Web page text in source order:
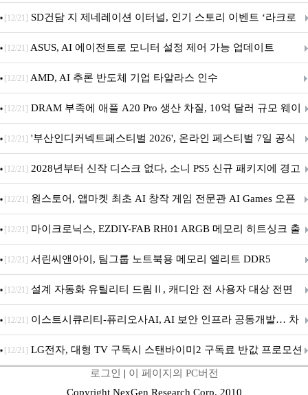
던전 13’ 참가!
[12/21] SD건담 지 제네레이션 이터널, 인기 스토리 이벤트 ‘라크로
아의 용사’ 재개최 및 풍성한 기념 이벤트 실시!
[12/21] ASUS, AI 에이전트로 모니터 설정 제어 가능 업데이트
[12/21] AMD, AI 추론 반도체 기업 타알라스 인수
[12/21] DRAM 부족에 애플 A20 Pro 생산 차질, 10억 달러 규모 웨이
퍼 대기
[12/21] '부산인디커넥트페스티벌 2026', 온라인 페스티벌 7일 공식
개막... 22일간 진행
[12/21] 2028년부터 신작 디스크 없다, 소니 PS5 신규 패키지에 경고
문 추가
[12/21] 원스토어, 앱마켓 최초 AI 창작 게임 전문관 AI Games 오픈
[12/21] 마이크로닉스, EZDIY-FAB RH01 ARGB 메모리 히트싱크 출
시
[12/21] 서린씨앤아이, 팀그룹 노트북용 메모리 엘리트 DDR5
5600MHz 16GB 출시
[12/21] 설계 자동화 유틸리티 드림Ⅱ, 캐디안 전 사용자 대상 전면
무상 배포
[12/21] 이스트시큐리티-퓨리오사AI, AI 보안 인프라 공동개발… 차
세대 AI 보안 플랫폼 구축
[12/21] LG전자, 대형 TV 구독시 스탠바이미2 구독료 반값 프로모션
로그인 | 이 페이지의 PC버전
Copyright NexGen Research Corp. 2010